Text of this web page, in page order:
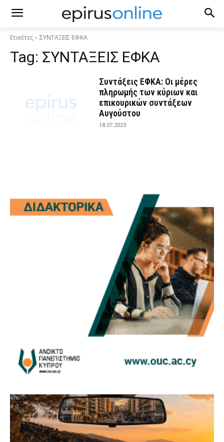
Ετικέτες ΣΥΝΤΑΞΕΙΣ ΕΦΚΑ
Tag: ΣΥΝΤΑΞΕΙΣ ΕΦΚΑ
Συντάξεις ΕΦΚΑ: Οι μέρες
πληρωμής των κύριων και
επικουρικών συντάξεων
Αυγούστου
18.07.2023